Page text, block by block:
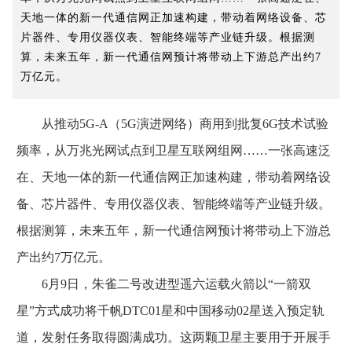
天地一体的新一代通信网正加速构建，带动着网络设备、芯
片器件、专用仪器仪表、智能终端等产业链升级。根据测
算，未来五年，新一代通信网预计将带动上下游总产出约7
万亿元。
从推动5G-A（5G演进网络）商用到批复6G技术试验
频率，从万兆光网试点到卫星互联网组网……一张高速泛
在、天地一体的新一代通信网正加速构建，带动着网络设
备、芯片器件、专用仪器仪表、智能终端等产业链升级。
根据测算，未来五年，新一代通信网预计将带动上下游总
产出约7万亿元。
6月9日，朱雀二号改进型遥六运载火箭以“一箭双
星”方式成功将千帆DTC01星和中国移动02星送入预定轨
道，发射任务取得圆满成功。这两颗卫星主要用于开展手